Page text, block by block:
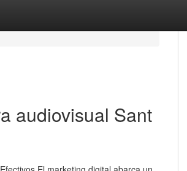
audiovisual Sant